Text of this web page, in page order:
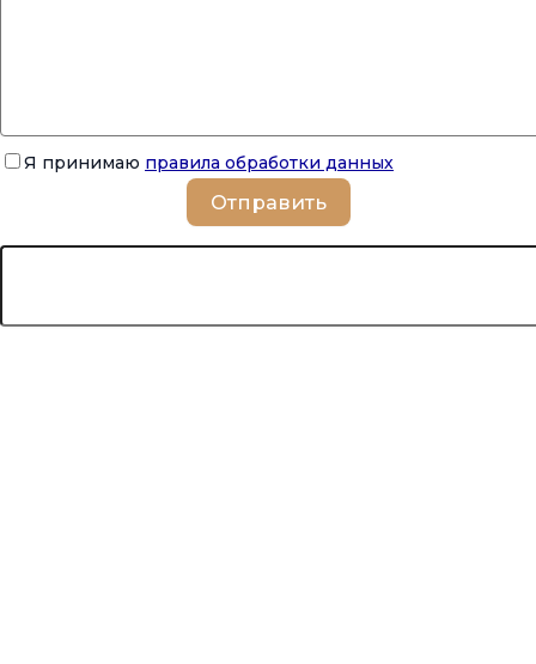
Я принимаю правила обработки данных